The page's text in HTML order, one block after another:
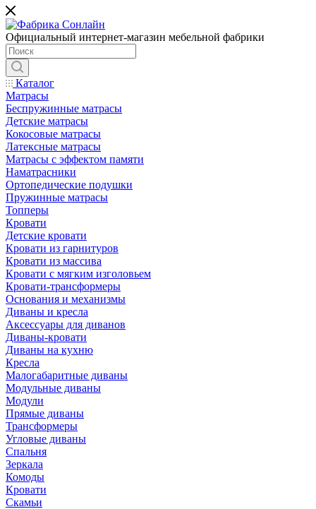
Официальный интернет-магазин мебельной фабрики
Каталог
Матрасы
Беспружинные матрасы
Детские матрасы
Кокосовые матрасы
Латексные матрасы
Матрасы с эффектом памяти
Наматрасники
Ортопедические подушки
Пружинные матрасы
Топперы
Кровати
Детские кровати
Кровати из гарнитуров
Кровати из массива
Кровати с мягким изголовьем
Кровати-трансформеры
Основания и механизмы
Диваны и кресла
Аксессуары для диванов
Диваны-кровати
Диваны на кухню
Кресла
Малогабаритные диваны
Модульные диваны
Модули
Прямые диваны
Трансформеры
Угловые диваны
Спальня
Зеркала
Комоды
Кровати
Скамьи